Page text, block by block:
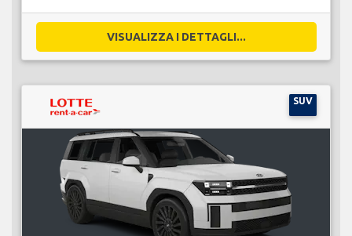
VISUALIZZA I DETTAGLI...
SUV